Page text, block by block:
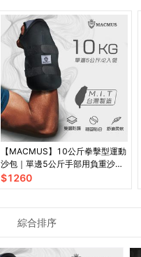
【MACMUS】10公斤拳擊型運動
沙包｜單邊5公斤手部用負重沙袋
｜適合拳擊、散打、自由博擊等運
$1260
綜合排序